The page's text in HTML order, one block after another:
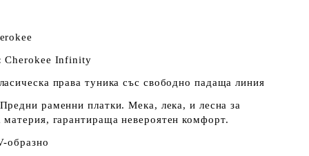
Cherokee Infinity
права туника със свободно падаща линия
Предни раменни платки. Мека, лека, и лесна за
гарантираща невероятен комфорт.
образно